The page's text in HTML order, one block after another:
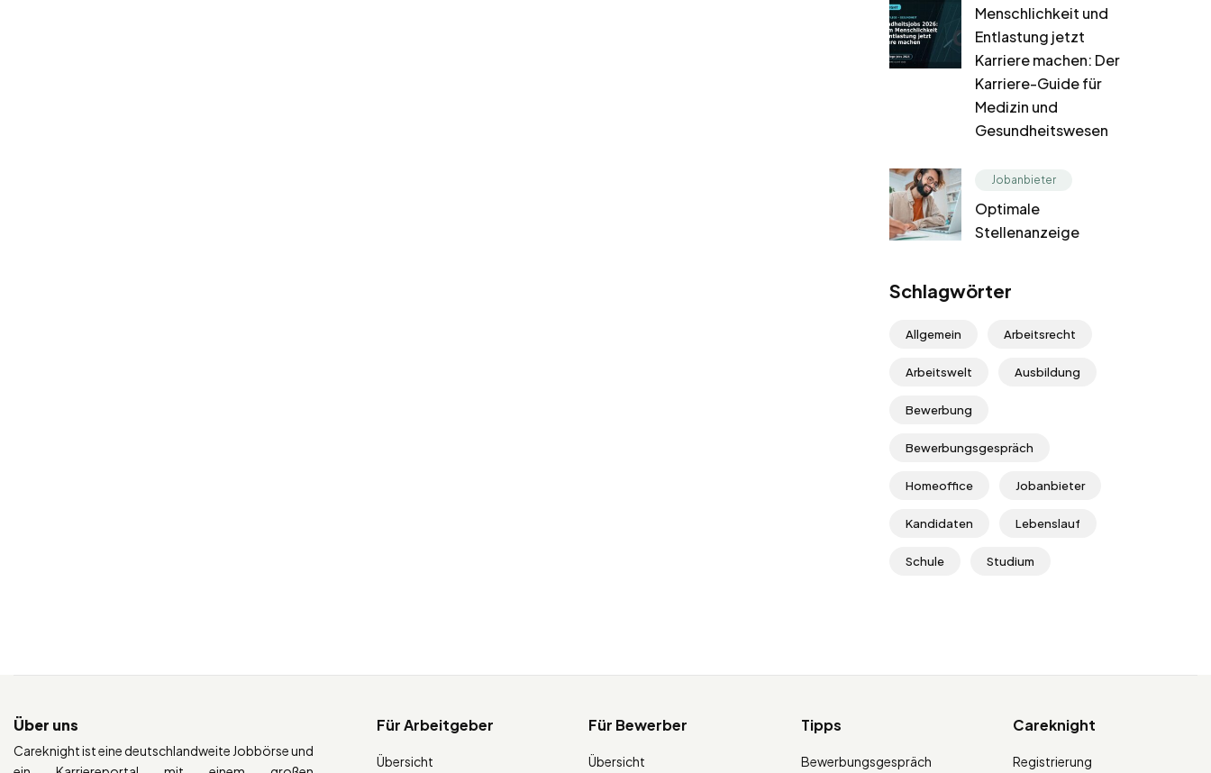
Menschlichkeit und
Entlastung jetzt
Karriere machen: Der
Karriere-Guide für
Medizin und
Gesundheitswesen
Jobanbieter
Optimale
Stellenanzeige
Schlagwörter
Allgemein Arbeitsrecht
Arbeitswelt Ausbildung
Bewerbung
Bewerbungsgespräch
Homeoffice Jobanbieter
Kandidaten Lebenslauf
Schule Studium
Über uns
Careknight ist eine deutschlandweite Jobbörse und
Für Arbeitgeber
Übersicht
Für Bewerber
Übersicht
Tipps
Bewerbungsgespräch
Careknight
Registrierung